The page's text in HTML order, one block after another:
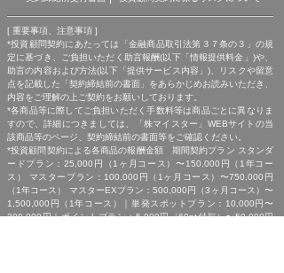
[ 重要事項、注意事項 ]
*投資顧問契約にあたっては「金融商品取引法第３７条の３」の規
定に基づき、ご負担いただく助言報酬(以下「情報提供料金」)や、
助言の内容および方法(以下「提供サービス内容」)、リスクや留意
点を記載した「契約締結前の書面」をあらかじめお読みいただき、
内容をご理解の上ご契約をお願いしております。
*各商品等に際してご負担いただく手数料等は商品ごとに異なりま
すので、詳細につきましては、「株マイスター」WEBサイトの当
該商品等のページ、契約締結前の書面等をご確認ください。
*投資顧問契約による各商品の報酬金額 期間契約プラン スタンダ
ードプラン：25,000円（1ヶ月コース）〜150,000円（1年コー
ス） マスタープラン：100,000円（1ヶ月コース）〜750,000円
（1年コース） マスターEXプラン：500,000円（3ヶ月コース）〜
1,500,000円（1年コース）｜単発スポットプラン：10,000円〜
300,000円｜ポイントプラン：5,000円（60pt付与）〜50,000円